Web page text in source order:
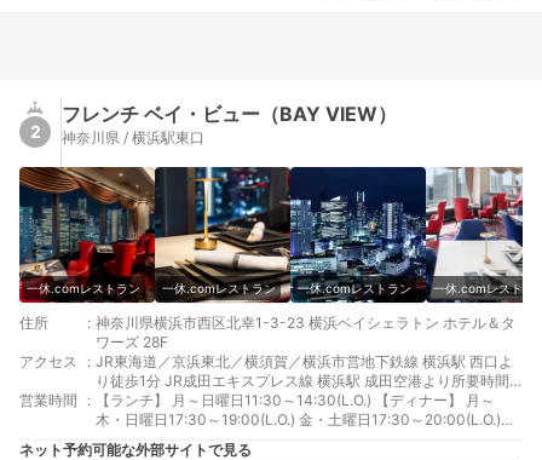
2
フレンチ ベイ・ビュー（BAY VIEW）
神奈川県 / 横浜駅東口
一休.comレストラン 一休.comレストラン 一休.comレストラン 一休.comレストラ
住所 : 神奈川県横浜市西区北幸1-3-23 横浜ベイシェラトン ホテル＆タ
ワーズ 28F
アクセス
: JR東海道／京浜東北／横須賀／横浜市営地下鉄線 横浜駅 西口よ
り徒歩1分 JR成田エキスプレス線 横浜駅 成田空港より所要時間
目安、約87分。横浜駅「西口」より徒歩1分 JR線 新横浜駅 横浜
市営地下鉄10分「横浜駅」下車、西口より徒歩1分
営業時間 :
【ランチ】 月～日曜日11:30～14:30(L.O.) 【ディナー】 月～
木・日曜日17:30～19:00(L.O.) 金・土曜日17:30～20:00(L.O.)
【ラウンジ】 金・土・祝前日 17:30～21:30(L.O.)
ネット予約可能な外部サイトで見る